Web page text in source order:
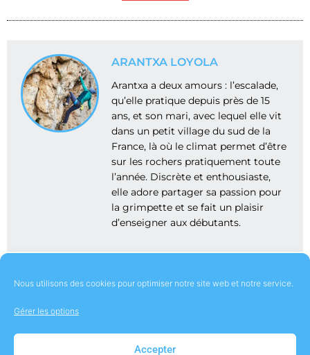
Nous utilisons des cookies pour optimiser notre site web et notre service.
Gérer les options
Accepter
ARANTXA LOYOLA
Arantxa a deux amours : l’escalade,
qu’elle pratique depuis près de 15
ans, et son mari, avec lequel elle vit
dans un petit village du sud de la
France, là où le climat permet d’être
sur les rochers pratiquement toute
l’année. Discrète et enthousiaste,
elle adore partager sa passion pour
la grimpette et se fait un plaisir
d’enseigner aux débutants.
À Propos Contact
Mentions Légales